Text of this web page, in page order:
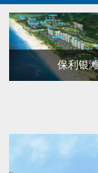
保利银